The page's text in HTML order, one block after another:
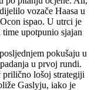
vozače Haasa u
ispao. U utrci je
upotpunio sjajan
pokušaju u
u prvoj rundi.
lošoj strategiji
Gaslyju, iako je